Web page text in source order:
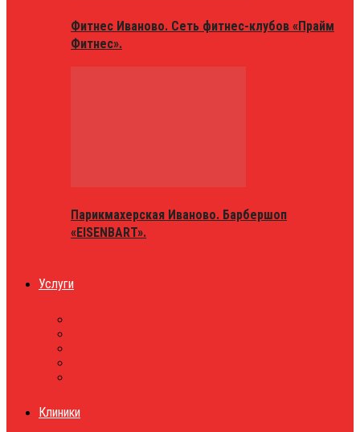
Фитнес Иваново. Сеть фитнес-клубов «Прайм
Фитнес».
Парикмахерская Иваново. Барбершоп
«EISENBART».
Услуги
Клиники